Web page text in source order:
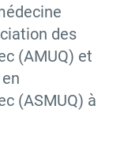
des
(AMUQ) et
(ASMUQ) à